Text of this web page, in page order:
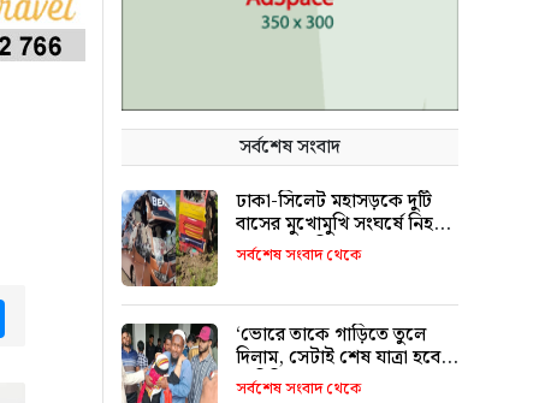
সর্বশেষ সংবাদ
ঢাকা-সিলেট মহাসড়কে দুটি
বাসের মুখোমুখি সংঘর্ষে নিহত
৯ জনের পরিচয় শনাক্ত
সর্বশেষ সংবাদ থেকে
‘ভোরে তাকে গাড়িতে তুলে
দিলাম, সেটাই শেষ যাত্রা হবে
ভাবিনি’
সর্বশেষ সংবাদ থেকে